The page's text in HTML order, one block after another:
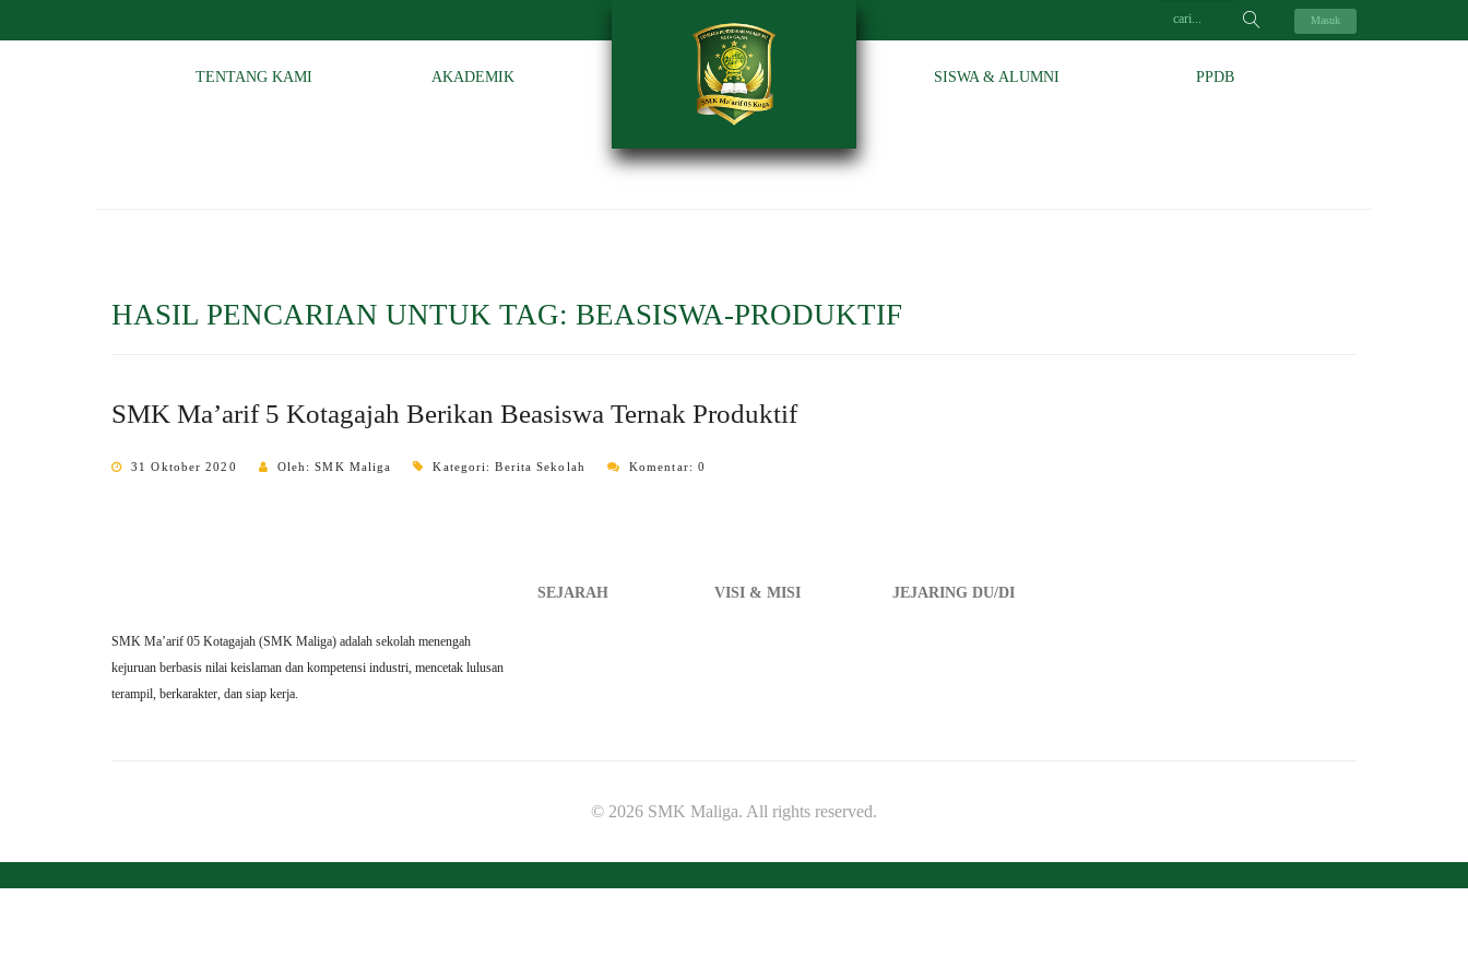
Masuk
TENTANG KAMI AKADEMIK SISWA & ALUMNI PPDB
HASIL PENCARIAN UNTUK TAG: BEASISWA-PRODUKTIF
SMK Ma’arif 5 Kotagajah Berikan Beasiswa Ternak Produktif
31 Oktober 2020 Oleh: SMK Maliga Kategori:Berita Sekolah Komentar: 0
SMK Ma’arif 05 Kotagajah (SMK Maliga) adalah sekolah menengah
kejuruan berbasis nilai keislaman dan kompetensi industri, mencetak lulusan
terampil, berkarakter, dan siap kerja.
SEJARAH VISI & MISI JEJARING DU/DI
© 2026 SMK Maliga. All rights reserved.